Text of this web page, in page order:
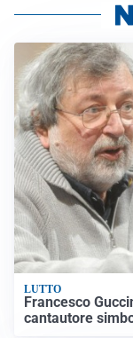
LUTTO
Francesco
cantautore